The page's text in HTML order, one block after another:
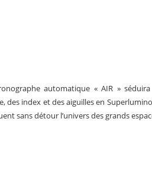
automatique « AIR » séduira
index et des aiguilles en
sans détour l’univers des grands